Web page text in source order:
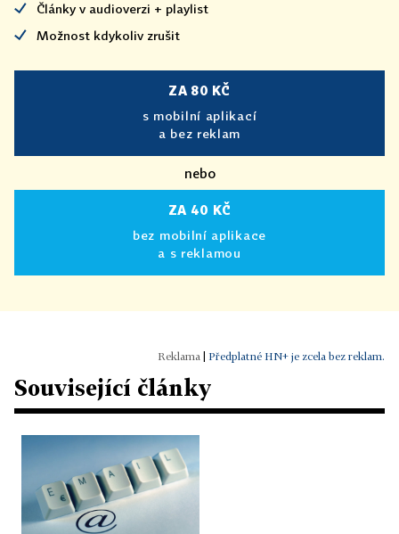
Články v audioverzi + playlist
Možnost kdykoliv zrušit
ZA 80 KČ
s mobilní aplikací
a bez reklam
nebo
ZA 40 KČ
bez mobilní aplikace
a s reklamou
Předplatné HN+ je zcela bez reklam.
Související články